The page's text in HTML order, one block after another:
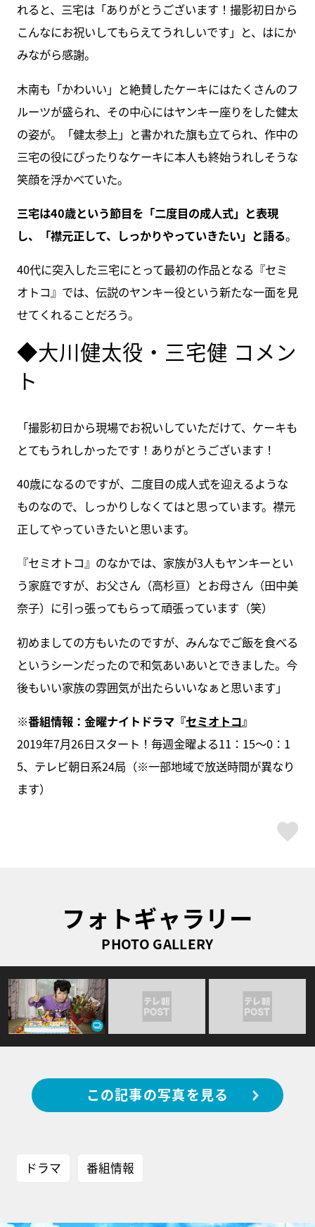
れると、三宅は「ありがとうございます！撮影初日から
こんなにお祝いしてもらえてうれしいです」と、はにか
みながら感謝。
木南も「かわいい」と絶賛したケーキにはたくさんのフ
ルーツが盛られ、その中心にはヤンキー座りをした健太
の姿が。「健太参上」と書かれた旗も立てられ、作中の
三宅の役にぴったりなケーキに本人も終始うれしそうな
笑顔を浮かべていた。
三宅は40歳という節目を「二度目の成人式」と表現
し、「襟元正して、しっかりやっていきたい」と語る。
40代に突入した三宅にとって最初の作品となる『セミ
オトコ』では、伝説のヤンキー役という新たな一面を見
せてくれることだろう。
◆大川健太役・三宅健 コメン
ト
「撮影初日から現場でお祝いしていただけて、ケーキも
とてもうれしかったです！ありがとうございます！
40歳になるのですが、二度目の成人式を迎えるような
ものなので、しっかりしなくてはと思っています。襟元
正してやっていきたいと思います。
『セミオトコ』のなかでは、家族が3人もヤンキーとい
う家庭ですが、お父さん（高杉亘）とお母さん（田中美
奈子）に引っ張ってもらって頑張っています（笑）
初めましての方もいたのですが、みんなでご飯を食べる
というシーンだったので和気あいあいとできました。今
後もいい家族の雰囲気が出たらいいなぁと思います」
※番組情報：金曜ナイトドラマ『セミオトコ』
2019年7月26日スタート！毎週金曜よる11：15～0：1
5、テレビ朝日系24局（※一部地域で放送時間が異なり
ます）
フォトギャラリー
PHOTO GALLERY
この記事の写真を見る
ドラマ 番組情報